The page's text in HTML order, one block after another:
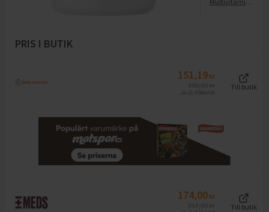
PRIS I BUTIK
151,19 kr
Till butik
174,00 kr
Till butik